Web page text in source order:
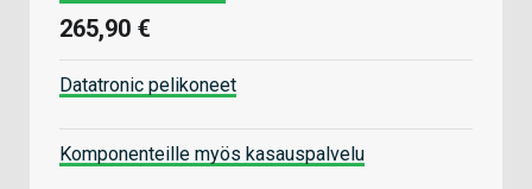
265,90 €
Datatronic pelikoneet
Komponenteille myös kasauspalvelu